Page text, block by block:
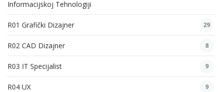
Informacijskoj Tehnologiji
R01 Grafički Dizajner 29
R02 CAD Dizajner 8
R03 IT Specijalist 9
R04 UX 9